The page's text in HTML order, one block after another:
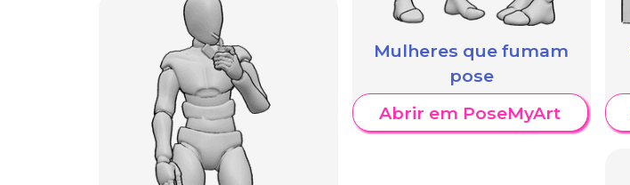
Mulheres que fumam
pose
Abrir em PoseMyArt